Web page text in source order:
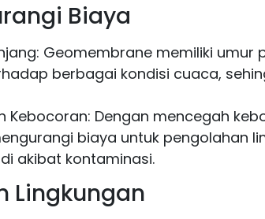
Biaya
Geomembrane memiliki umur
berbagai kondisi cuaca,
Kebocoran: Dengan mencegah
biaya untuk pengolahan
akibat kontaminasi.
Lingkungan